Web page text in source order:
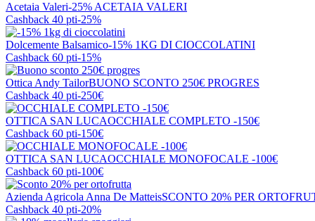
Acetaia Valeri-25% ACETAIA VALERI
Cashback 40 pti-25%
Dolcemente Balsamico-15% 1KG DI CIOCCOLATINI
Cashback 60 pti-15%
Ottica Andy TailorBUONO SCONTO 250€ PROGRES
Cashback 40 pti-250€
OTTICA SAN LUCAOCCHIALE COMPLETO -150€
Cashback 60 pti-150€
OTTICA SAN LUCAOCCHIALE MONOFOCALE -100€
Cashback 60 pti-100€
Azienda Agricola Anna De MatteisSCONTO 20% PER
Cashback 40 pti-20%